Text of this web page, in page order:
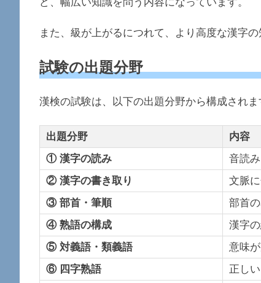
また、級が上がるにつれて、より高度な漢字
試験の出題分野
漢検の試験は、以下の出題分野から構成されま
出題分野
内容
① 漢字の読み
音読
② 漢字の書き取り
文脈
③ 部首・筆順
部首
④ 熟語の構成
漢字
⑤ 対義語・類義語
意味
⑥ 四字熟語
正し